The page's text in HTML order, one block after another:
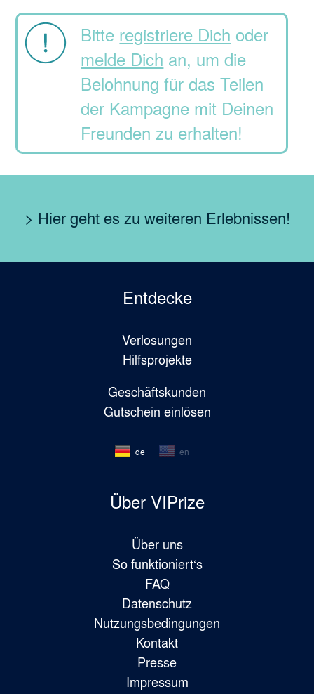
Bitte registriere Dich oder
melde Dich an, um die
Belohnung für das Teilen
der Kampagne mit Deinen
Freunden zu erhalten!
> Hier geht es zu weiteren Erlebnissen!
Entdecke
Verlosungen
Hilfsprojekte
Geschäftskunden
Gutschein einlösen
de en
Über VIPrize
Über uns
So funktioniert‘s
FAQ
Datenschutz
Nutzungsbedingungen
Kontakt
Presse
Impressum